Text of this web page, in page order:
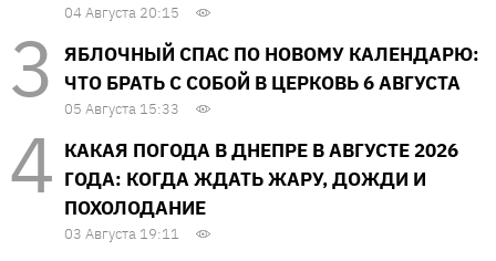
04 Августа 20:15
ЯБЛОЧНЫЙ СПАС ПО НОВОМУ КАЛЕНДАРЮ:
ЧТО БРАТЬ С СОБОЙ В ЦЕРКОВЬ 6 АВГУСТА
05 Августа 15:33
КАКАЯ ПОГОДА В ДНЕПРЕ В АВГУСТЕ 2026
ГОДА: КОГДА ЖДАТЬ ЖАРУ, ДОЖДИ И
ПОХОЛОДАНИЕ
03 Августа 19:11